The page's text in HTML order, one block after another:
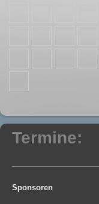
Termine:
Sponsoren